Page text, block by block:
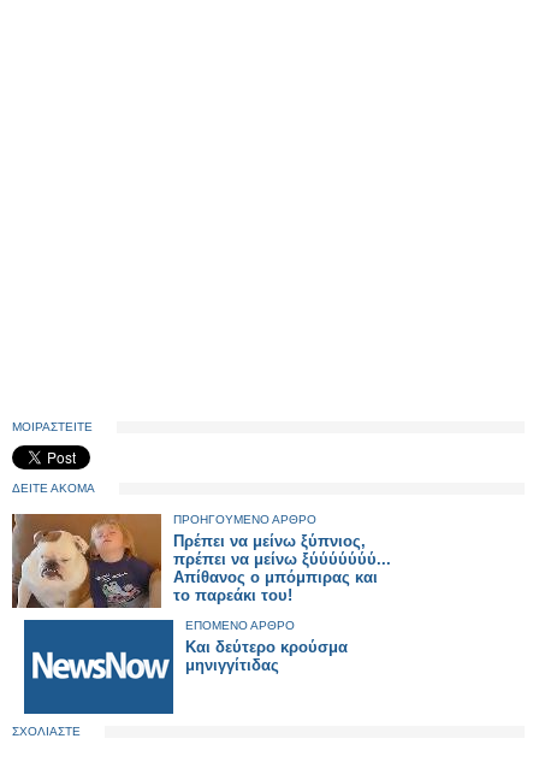
ΜΟΙΡΑΣΤΕΙΤΕ
ΔΕΙΤΕ ΑΚΟΜΑ
ΠΡΟΗΓΟΥΜΕΝΟ ΑΡΘΡΟ
Πρέπει να μείνω ξύπνιος,
πρέπει να μείνω ξύύύύύύύ...
Απίθανος ο μπόμπιρας και
το παρεάκι του!
ΕΠΟΜΕΝΟ ΑΡΘΡΟ
Και δεύτερο κρούσμα
μηνιγγίτιδας
ΣΧΟΛΙΑΣΤΕ